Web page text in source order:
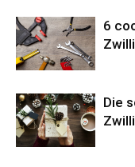
6
Die